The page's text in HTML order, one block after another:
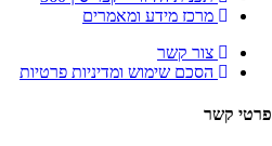
מרכז מידע ומאמרים
צור קשר
הסכם שימוש ומדיניות פרטיות
פרטי קשר